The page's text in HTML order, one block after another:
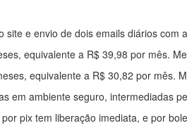
site e envio de dois emails diários
equivalente a R$ 39,98 por mês.
equivalente a R$ 30,82 por mês.
em ambiente seguro, intermediadas
pix tem liberação imediata, e por